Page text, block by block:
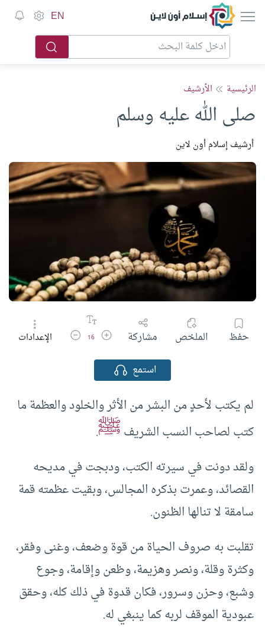
إسلام أون لاين EN
الرئيسية الأرشيف
صلى الله عليه وسلم
أرشيف إسلام أون لاين
حفظ الملخص مشاركة زيادة حجم الخط
16 تقليل حجم الخط
الإعدادات
استمع
لم يكتب لأحدٍ من البشر من الأثر والخلود والعظمة ما
كتب لصاحب النسب الشريفﷺ.
ولقد دونت في سيرته الكتب، ودبجت في مديحه
القصائد، وعمرت بذكره المجالس، وبقيت عظمته قمة
سامقة لا تنالها الظنون.
تقلبت به صروف الحياة من قوة وضعف، وغنى وفقر،
وكثرة وقلة، ونصر وهزيمة، وظعن وإقامة، وجوع
وشبع، وحزن وسرور، فكان قدوة في ذلك كله، وحقق
عبودية الموقف لربه كما ينبغي له.